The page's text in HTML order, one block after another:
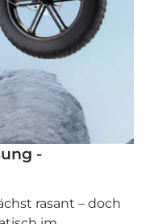
-
rasant – doch